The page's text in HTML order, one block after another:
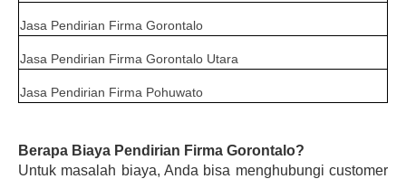
Jasa Pendirian Firma Gorontalo
Jasa Pendirian Firma Gorontalo Utara
Jasa Pendirian Firma Pohuwato
Berapa Biaya Pendirian Firma Gorontalo?
Untuk masalah biaya, Anda bisa menghubungi customer